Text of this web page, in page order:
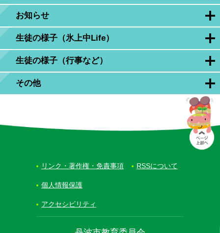
お知らせ
生徒の様子（氷上中Life）
生徒の様子（行事など）
その他
リンク・著作権・免責事項 RSSについて
個人情報保護
アクセシビリティ